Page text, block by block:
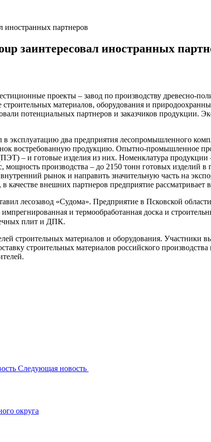
иностранных партнеров
заинтересовал иностранных
проекты – завод по производству древесно-
материалов, оборудования и
потенциальных партнеров и заказчиков
два предприятия лесопромышленного
востребованную продукцию. Опытно-промышленное
– и готовые изделия из них. Номенклатура
производства – до 2150 тонн готовых изделий
рынок и направить значительную часть на
качестве внешних партнеров предприятие
лесозавод «Судома». Предприятие в Псковской
и термообработанная доска и
плит и ДПК.
строительных материалов и оборудования. Участники
строительных материалов российского
Следующая новость